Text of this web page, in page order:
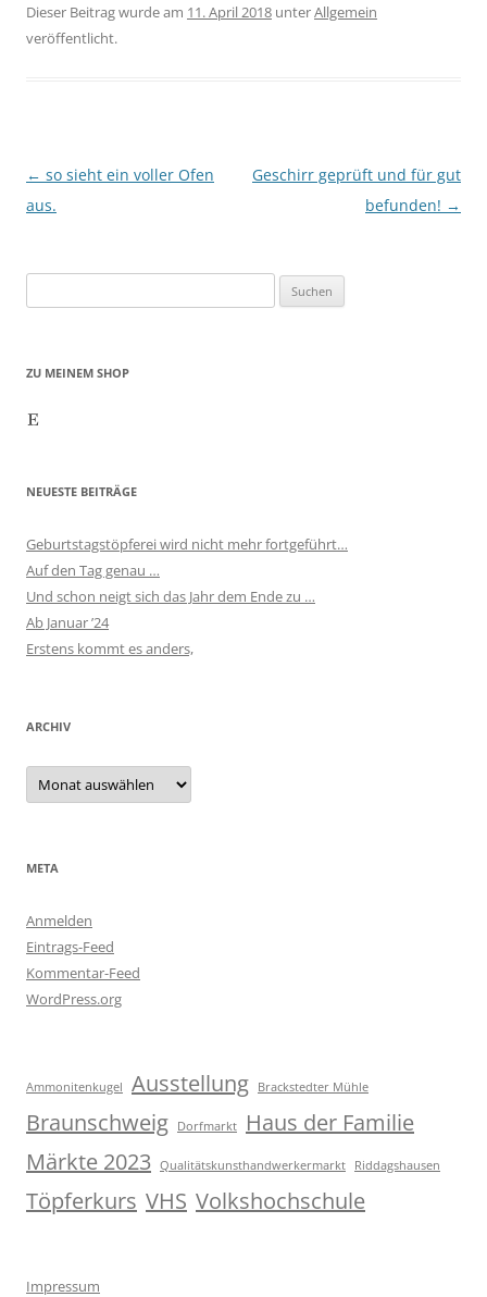
Dieser Beitrag wurde am 11. April 2018 unterAllgemein
veröffentlicht.
Beitragsnavigation
← so sieht ein voller Ofen
aus.
Geschirr geprüft und für gut
befunden! →
nach:
ZU MEINEM SHOP
Etsy
NEUESTE BEITRÄGE
Geburtstagstöpferei wird nicht mehr fortgeführt…
Auf den Tag genau …
Und schon neigt sich das Jahr dem Ende zu …
Ab Januar ’24
Erstens kommt es anders,
ARCHIV
Archiv
META
Anmelden
Eintrags-Feed
Kommentar-Feed
WordPress.org
Ammonitenkugel Ausstellung Brackstedter Mühle
Braunschweig Dorfmarkt
Haus der Familie
Märkte 2023 Qualitätskunsthandwerkermarkt Riddagshausen
Töpferkurs VHS Volkshochschule
Impressum